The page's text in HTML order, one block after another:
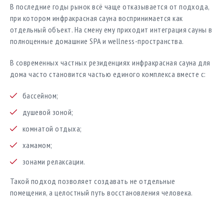
В последние годы рынок всё чаще отказывается от подхода,
при котором инфракрасная сауна воспринимается как
отдельный объект. На смену ему приходит интеграция сауны в
полноценные домашние SPA и wellness-пространства.
В современных частных резиденциях инфракрасная сауна для
дома часто становится частью единого комплекса вместе с:
бассейном;
душевой зоной;
комнатой отдыха;
хамамом;
зонами релаксации.
Такой подход позволяет создавать не отдельные
помещения, а целостный путь восстановления человека.